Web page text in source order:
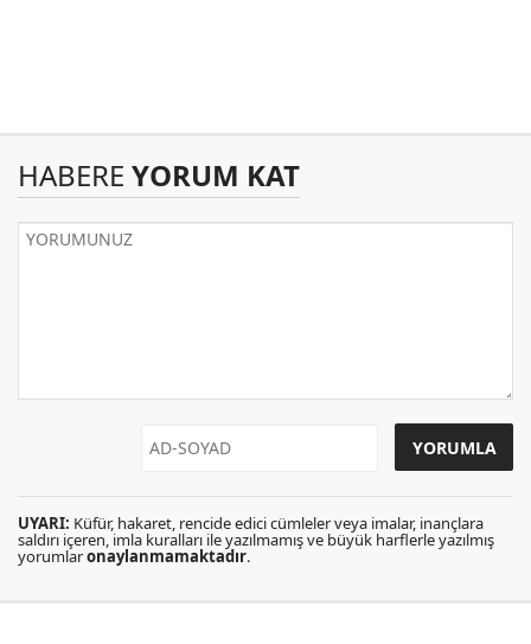
HABERE YORUM KAT
UYARI: Küfür, hakaret, rencide edici cümleler veya imalar, inançlara
saldırı içeren, imla kuralları ile yazılmamış ve büyük harflerle yazılmış
yorumlaronaylanmamaktadır.